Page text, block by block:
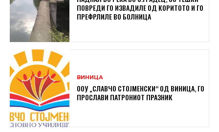
ПОВРЕДИ ГО ИЗВАДИЛЕ ОД КОРИТОТО И ГО
ПРЕФРЛИЛЕ ВО БОЛНИЦА
ВИНИЦА
ООУ „СЛАВЧО СТОЈМЕНСКИ“ ОД ВИНИЦА, ГО
ПРОСЛАВИ ПАТРОНИОТ ПРАЗНИК